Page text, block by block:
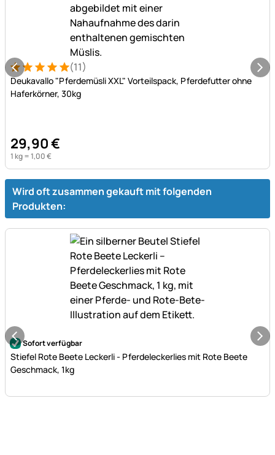
Bewertung: 5 von 5 (11 Bewertungen)
11 Bewertungen
(11)
Deukavallo "Pferdemüsli XXL" Vorteilspack, Pferdefutter ohne
Haferkörner, 30kg
29,90€
1 kg =1,00€
Wird oft zusammen gekauft mit folgenden
Produkten:
Noch keine Bewertungen abgegeben
Sofort verfügbar
Stiefel Rote Beete Leckerli - Pferdeleckerlies mit Rote Beete
Geschmack, 1kg